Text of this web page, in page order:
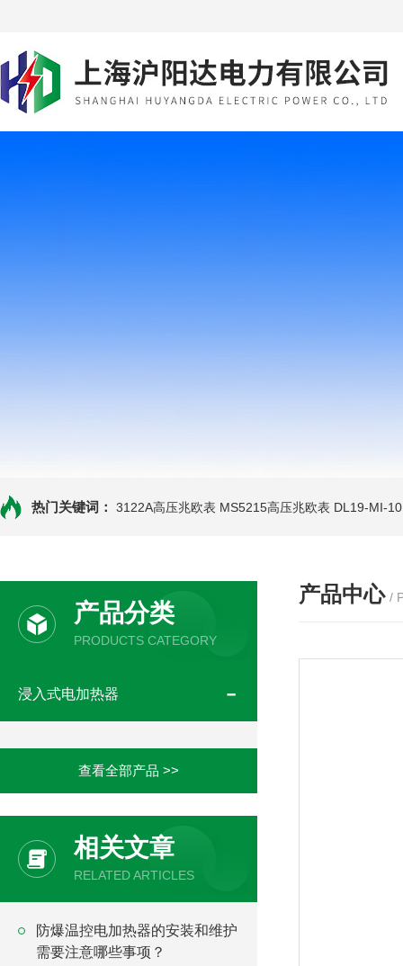
热门关键词： 3122A高压兆欧表 MS5215高压兆欧表 DL19-MI-
产品分类
PRODUCTS CATEGORY
浸入式电加热器
查看全部产品 >>
相关文章
RELATED ARTICLES
防爆温控电加热器的安装和维护
需要注意哪些事项？
产品中心 /